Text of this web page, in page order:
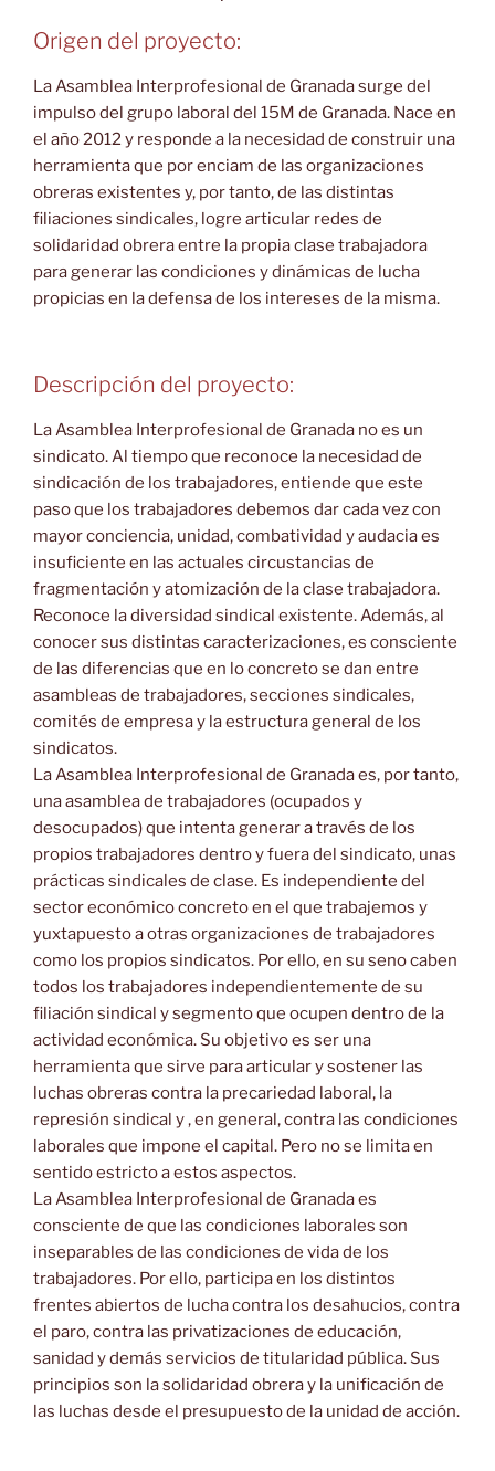
Origen del proyecto:
La Asamblea Interprofesional de Granada surge del
impulso del grupo laboral del 15M de Granada. Nace en
el año 2012 y responde a la necesidad de construir una
herramienta que por enciam de las organizaciones
obreras existentes y, por tanto, de las distintas
filiaciones sindicales, logre articular redes de
solidaridad obrera entre la propia clase trabajadora
para generar las condiciones y dinámicas de lucha
propicias en la defensa de los intereses de la misma.
Descripción del proyecto:
La Asamblea Interprofesional de Granada no es un
sindicato. Al tiempo que reconoce la necesidad de
sindicación de los trabajadores, entiende que este
paso que los trabajadores debemos dar cada vez con
mayor conciencia, unidad, combatividad y audacia es
insuficiente en las actuales circustancias de
fragmentación y atomización de la clase trabajadora.
Reconoce la diversidad sindical existente. Además, al
conocer sus distintas caracterizaciones, es consciente
de las diferencias que en lo concreto se dan entre
asambleas de trabajadores, secciones sindicales,
comités de empresa y la estructura general de los
sindicatos.
La Asamblea Interprofesional de Granada es, por tanto,
una asamblea de trabajadores (ocupados y
desocupados) que intenta generar a través de los
propios trabajadores dentro y fuera del sindicato, unas
prácticas sindicales de clase. Es independiente del
sector económico concreto en el que trabajemos y
yuxtapuesto a otras organizaciones de trabajadores
como los propios sindicatos. Por ello, en su seno caben
todos los trabajadores independientemente de su
filiación sindical y segmento que ocupen dentro de la
actividad económica. Su objetivo es ser una
herramienta que sirve para articular y sostener las
luchas obreras contra la precariedad laboral, la
represión sindical y , en general, contra las condiciones
laborales que impone el capital. Pero no se limita en
sentido estricto a estos aspectos.
La Asamblea Interprofesional de Granada es
consciente de que las condiciones laborales son
inseparables de las condiciones de vida de los
trabajadores. Por ello, participa en los distintos
frentes abiertos de lucha contra los desahucios, contra
el paro, contra las privatizaciones de educación,
sanidad y demás servicios de titularidad pública. Sus
principios son la solidaridad obrera y la unificación de
las luchas desde el presupuesto de la unidad de acción.